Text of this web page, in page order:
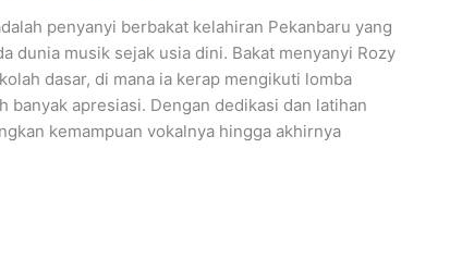
penyanyi berbakat kelahiran Pekanbaru yang
dunia musik sejak usia dini. Bakat menyanyi Rozy
dasar, di mana ia kerap mengikuti lomba
banyak apresiasi. Dengan dedikasi dan latihan
kemampuan vokalnya hingga akhirnya